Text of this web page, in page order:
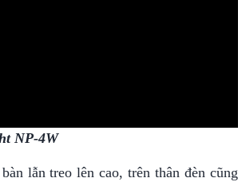
NP-4W
lẫn treo lên cao, trên thân đèn cũng